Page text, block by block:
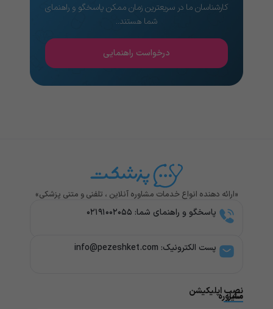
کارشناسان ما در سریعترین زمان ممکن پاسخگو و راهنمای
شما هستند..
درخواست راهنمایی
«ارائه دهنده انواع خدمات مشاوره آنلاین ، تلفنی و متنی پزشکی»
پاسخگو و راهنمای شما: ۰۲۱۹۱۰۰۲۰۵۵
پست الکترونیک: info@pezeshket.com​
مشاوره
سایر
نصب اپلیکیشن